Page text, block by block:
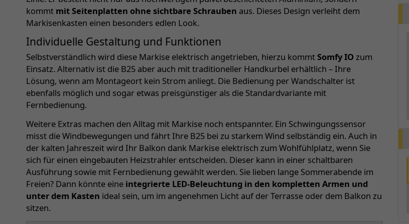
kommt mit Seitenplatten ohne sichtbare Schrauben aus. Dieses Design verleiht dem
Markisenkasten einen besonders edlen Look.
Individuelle Gestaltung und Funktionen
Selbstverständlich wird diese Markise elektrisch angetrieben, hierzu kommtSomfy IO zum
Einsatz. Alternativ ist die B25 aber auch mit traditioneller Handkurbel erhältlich – Ihre
Lösung, wenn am Montageort kein Strom anliegt. Die Bedienung per Wandschalter ist
ebenfalls möglich und sogar etwas preisgünstiger als die Standardvariante mit
Fernbedienung.
Weitere Extras machen den Alltag mit Markise noch entspannter. Ein Schwingungssensor
misst die Windbewegungen und fährt Ihre B25 bei zu starkem Wind selbständig ein. Auch in
der kalten Jahreszeit wird Ihr Balkon dank Markise elektrisch zum Wohlfühlplatz, wenn Sie
sich für einen eingebauten Heizstrahler entscheiden. Dieser kann in einer schaltbaren
Ausführung sowie mit Fernbedienung gewählt werden. Sie lieben lange Sommerabende im
Freien? Dann könnte eine integrierte LED-Beleuchtung in den kompletten Armen und
unter dem Kasten ideal sein, um im angenehmen Licht auf der Terrasse oder dem Balkon zu
sitzen.